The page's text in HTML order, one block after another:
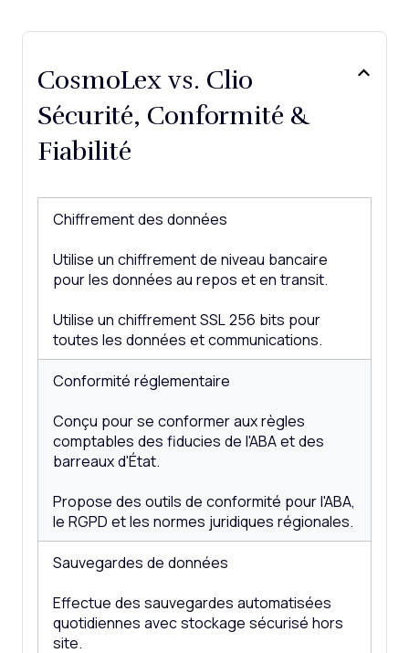
CosmoLex vs. Clio
Sécurité, Conformité &
Fiabilité
Chiffrement des données
Utilise un chiffrement de niveau bancaire
pour les données au repos et en transit.
Utilise un chiffrement SSL 256 bits pour
toutes les données et communications.
Conformité réglementaire
Conçu pour se conformer aux règles
comptables des fiducies de l'ABA et des
barreaux d'État.
Propose des outils de conformité pour l'ABA,
le RGPD et les normes juridiques régionales.
Sauvegardes de données
Effectue des sauvegardes automatisées
quotidiennes avec stockage sécurisé hors
site.